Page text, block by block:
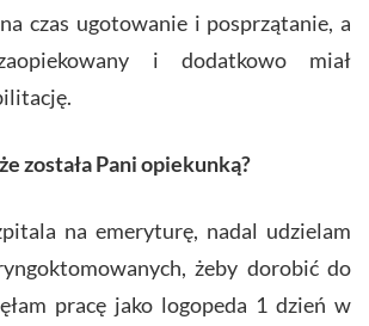
czas ugotowanie i posprzątanie, a
i dodatkowo miał
została Pani opiekunką?
na emeryturę, nadal udzielam
żeby dorobić do
pracę jako logopeda 1 dzień w